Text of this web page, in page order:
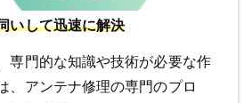
いして迅速に解決
専門的な知識や技術が必要な作
、アンテナ修理の専門のプロ